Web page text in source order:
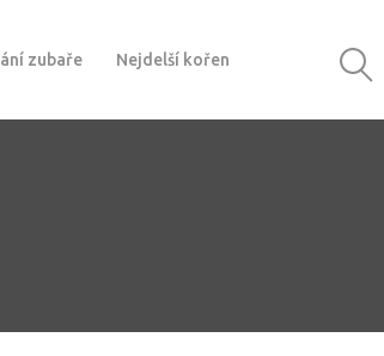
zubaře Nejdelší kořen